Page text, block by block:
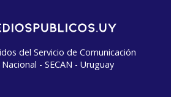
del Servicio de Comunicación
- SECAN - Uruguay